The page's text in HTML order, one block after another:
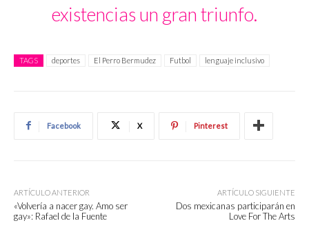
existencias un gran triunfo.
TAGS deportes El Perro Bermudez Futbol lenguaje inclusivo
Facebook X Pinterest
ARTÍCULO ANTERIOR
«Volvería a nacer gay. Amo ser
gay»: Rafael de la Fuente
ARTÍCULO SIGUIENTE
Dos mexicanas participarán en
Love For The Arts